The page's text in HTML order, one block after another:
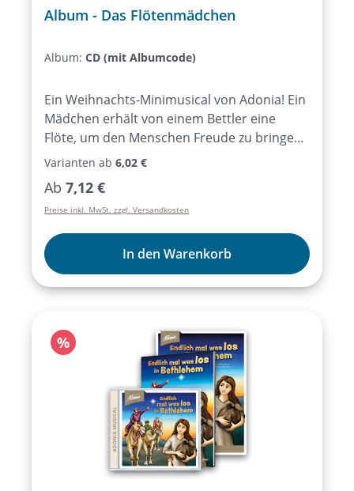
Album - Das Flötenmädchen
Album: CD (mit Albumcode)
Ein Weihnachts-Minimusical von Adonia! Ein
Mädchen erhält von einem Bettler eine
Flöte, um den Menschen Freude zu bringen.
Nur den Hirten auf den Feldern Bethlehems
Markus Hottiger hat sechs eingängige Lieder
und kurze Theaterszenen geschrieben. Die
Musik hat Markus Heusser
abwechslungsreich produziert. Ideal für
Weihnachtsaufführungen. Markus Hottiger6
Lieder und kurze Theaterszenenab ca. 4
Varianten ab 6,02 €
Regulärer Preis:
Ab 7,12 €
Preise inkl. MwSt. zzgl. Versandkosten
In den Warenkorb
Rabatt
%